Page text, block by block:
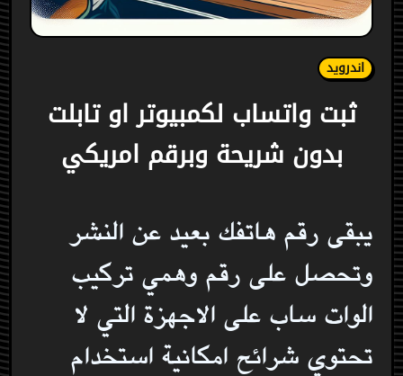
اندرويد
ثبت واتساب لكمبيوتر او تابلت
بدون شريحة وبرقم امريكي
يبقى رقم هاتفك بعيد عن النشر
وتحصل على رقم وهمي تركيب
الوات ساب على الاجهزة التي لا
تحتوي شرائح امكانية استخدام